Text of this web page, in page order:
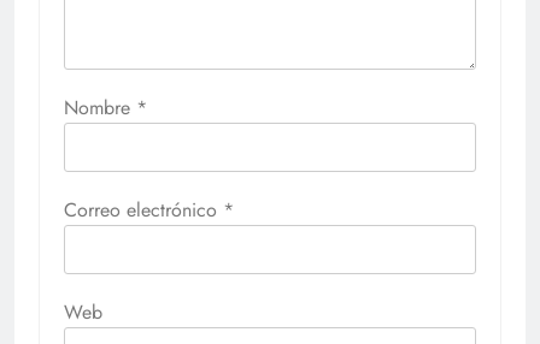
Nombre *
Correo electrónico *
Web